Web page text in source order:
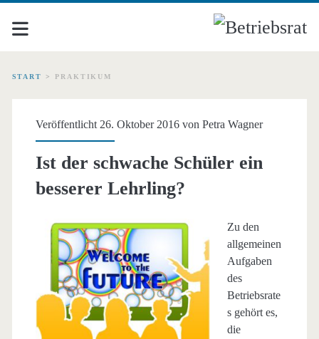
START > PRAKTIKUM
Schlagwort:
<span>Praktikum</
Veröffentlicht 26. Oktober 2016 von Petra Wagner
Ist der schwache Schüler ein
besserer Lehrling?
Zu den
allgemeinen
Aufgaben
des
Betriebsrate
s gehört es,
die